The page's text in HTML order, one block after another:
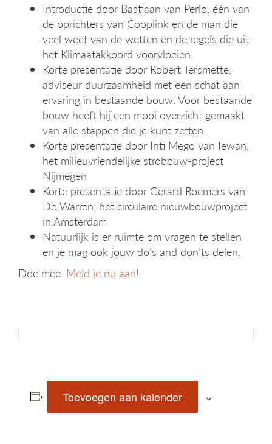
Introductie door Bastiaan van Perlo, één van
de oprichters van Cooplink en de man die
veel weet van de wetten en de regels die uit
het Klimaatakkoord voorvloeien.
Korte presentatie door Robert Tersmette,
adviseur duurzaamheid met een schat aan
ervaring in bestaande bouw. Voor bestaande
bouw heeft hij een mooi overzicht gemaakt
van alle stappen die je kunt zetten.
Korte presentatie door Inti Mego van Iewan,
het milieuvriendelijke strobouw-project
Nijmegen
Korte presentatie door Gerard Roemers van
De Warren, het circulaire nieuwbouwproject
in Amsterdam
Natuurlijk is er ruimte om vragen te stellen
en je mag ook jouw do’s and don’ts delen.
Doe mee. Meld je nu aan!
Toevoegen aan kalender